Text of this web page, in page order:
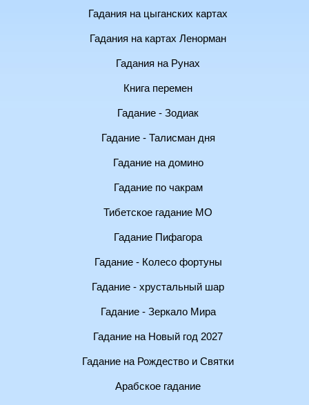
Гадания на цыганских картах
Гадания на картах Ленорман
Гадания на Рунах
Книга перемен
Гадание - Зодиак
Гадание - Талисман дня
Гадание на домино
Гадание по чакрам
Тибетское гадание МО
Гадание Пифагора
Гадание - Колесо фортуны
Гадание - хрустальный шар
Гадание - Зеркало Мира
Гадание на Новый год 2027
Гадание на Рождество и Святки
Арабское гадание